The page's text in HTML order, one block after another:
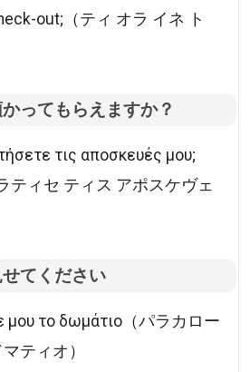
out;（ティ オラ イネ ト
ってもらえますか？
τις αποσκευές μου;
ティセ ティス アポスケヴェ
てください
μου το δωμάτιο（パラカロー
ティオ）